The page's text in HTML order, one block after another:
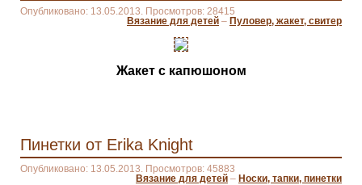
Опубликовано: 13.05.2013. Просмотров: 28415
Вязание для детей – Пуловер, жакет, свитер
Жакет с капюшоном
Пинетки от Erika Knight
Опубликовано: 13.05.2013. Просмотров: 45883
Вязание для детей – Носки, тапки, пинетки